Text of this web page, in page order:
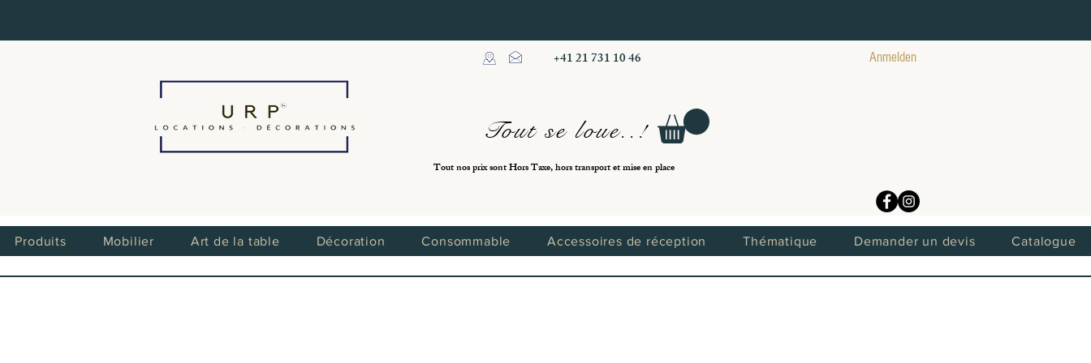
+41 21 731 10 46
Tout se loue..!
Anmelden
Tout nos prix sont Hors Taxe, hors transport et mise en place
Produits Mobilier Art de la table Décoration Consommable Accessoires de réception Thématique Demander un devis Catalogue